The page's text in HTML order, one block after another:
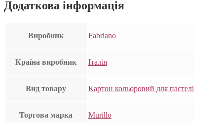
Додаткова інформація
Виробник Fabriano
Країна виробник Італія
Вид товару Картон кольоровий для пастелі
Торгова марка Murillo